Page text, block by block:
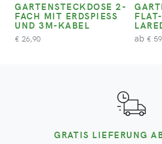
GARTENSTECKDOSE 2-
FACH MIT ERDSPIESS U
ND 3M-KABEL
€ 26,90
ab €
GRATIS LIEFERUNG